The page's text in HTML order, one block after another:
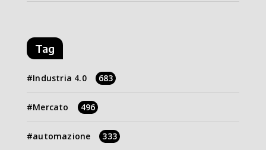
Tag
Industria 4.0 683
Mercato 496
automazione 333